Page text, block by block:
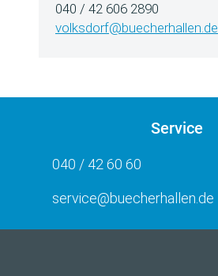
040 / 42 606 2890
volksdorf@buecherhallen.de
Service
040 / 42 60 60
service@buecherhallen.de